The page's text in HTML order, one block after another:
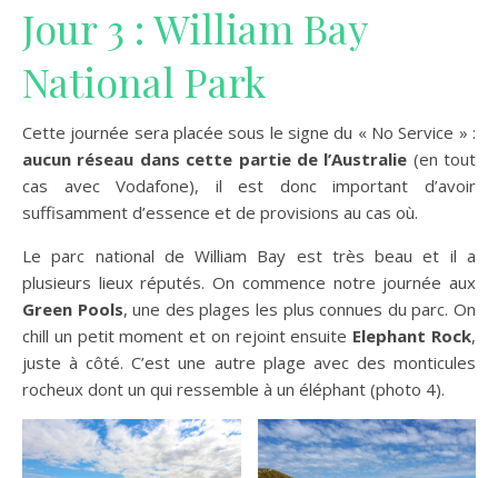
Jour 3 : William Bay
National Park
Cette journée sera placée sous le signe du « No Service » :
aucun réseau dans cette partie de l’Australie (en tout
cas avec Vodafone), il est donc important d’avoir
suffisamment d’essence et de provisions au cas où.
Le parc national de William Bay est très beau et il a
plusieurs lieux réputés. On commence notre journée aux
Green Pools, une des plages les plus connues du parc. On
chill un petit moment et on rejoint ensuite Elephant Rock,
juste à côté. C’est une autre plage avec des monticules
rocheux dont un qui ressemble à un éléphant (photo 4).